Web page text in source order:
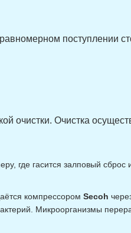
поступлении
очистки. Очистка
где гасится залповый
компрессором Secoh
Микроорганизмы